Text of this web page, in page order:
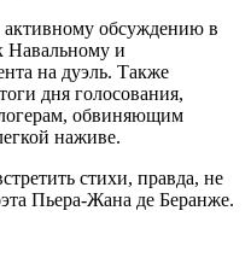
обсуждению в
Навальному и
на дуэль. Также
дня голосования,
обвиняющим
наживе.
стихи, правда, не
Пьера-Жана де Беранже.